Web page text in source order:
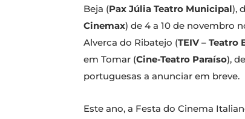
Beja (Pax Júlia Teatro Municipal),
Cinemax) de 4 a 10 de novembro
Alverca do Ribatejo (TEIV –
em Tomar (Cine-Teatro Paraíso),
portuguesas a anunciar em breve.
Este ano, a Festa do Cinema